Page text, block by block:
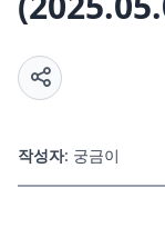
작성자: 궁금이